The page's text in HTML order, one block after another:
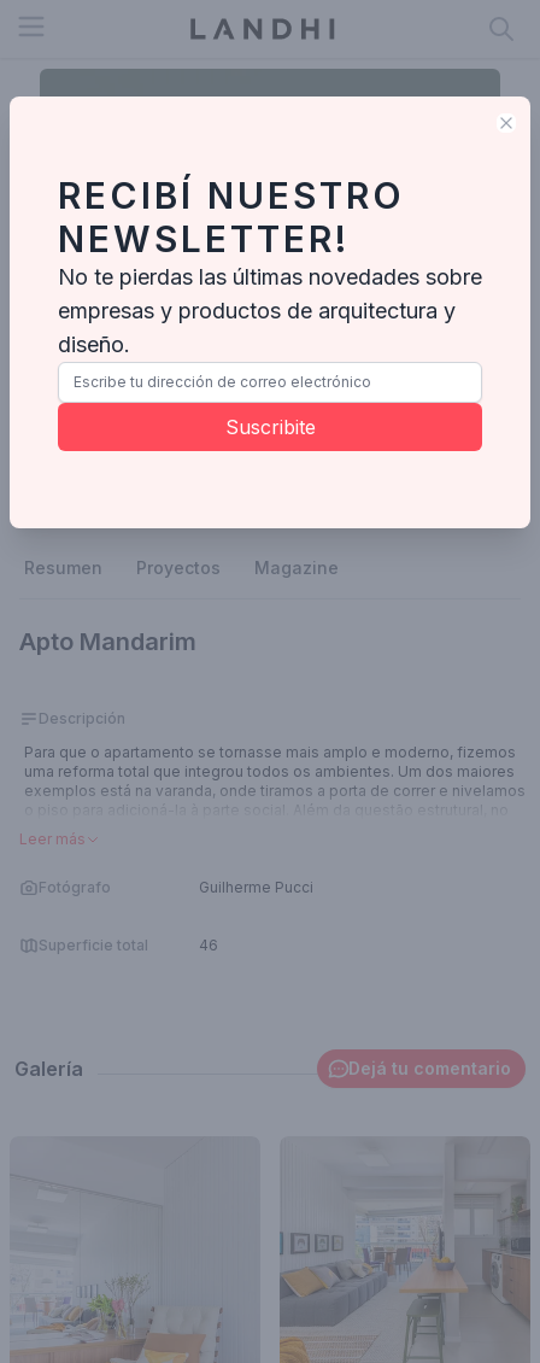
Open menu
Studio Guadix
Enviar mensaje
Resumen Proyectos Magazine
Apto Mandarim
Descripción
Para que o apartamento se tornasse mais amplo e moderno, fizemos
uma reforma total que integrou todos os ambientes. Um dos maiores
exemplos está na varanda, onde tiramos a porta de correr e nivelamos
décor optamos por um visual descolado e com cores neutras
escolhidas dentro da proposta de versatilidade e para agradar
Leer más
Fotógrafo Guilherme Pucci
Superficie total 46
Galería Dejá tu comentario
RECIBÍ NUESTRO
NEWSLETTER!
No te pierdas las últimas novedades sobre
empresas y productos de arquitectura y
diseño.
Suscribite